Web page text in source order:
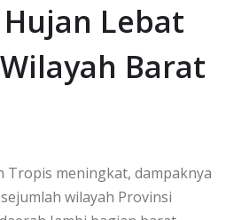
Lebat
Barat
Tropis meningkat, dampaknya
wilayah Provinsi